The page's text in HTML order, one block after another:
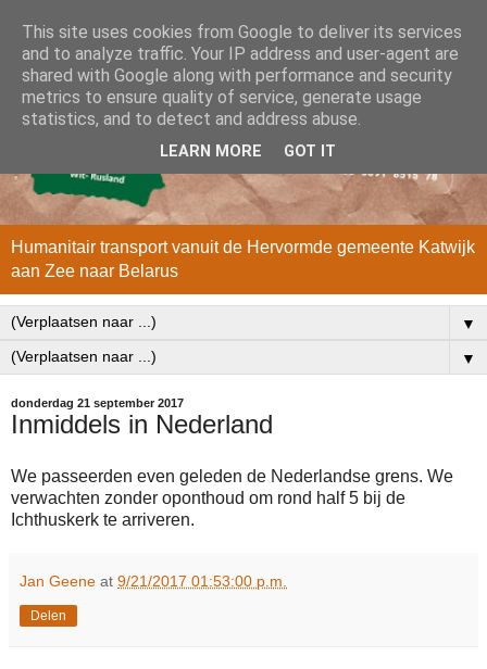
Humanitair transport vanuit de Hervormde gemeente Katwijk
aan Zee naar Belarus
▼
▼
donderdag 21 september 2017
Inmiddels in Nederland
We passeerden even geleden de Nederlandse grens. We
verwachten zonder oponthoud om rond half 5 bij de
Ichthuskerk te arriveren.
Jan Geene at 9/21/2017 01:53:00 p.m.
Delen
This site uses cookies from Google to deliver its services
and to analyze traffic. Your IP address and user-agent are
shared with Google along with performance and security
metrics to ensure quality of service, generate usage
statistics, and to detect and address abuse.
LEARN MORE GOT IT